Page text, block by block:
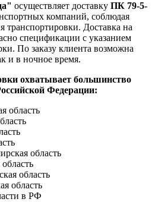
осуществляет доставку ПК 79-5-
компаний, соблюдая
транспортировки. Доставка на
спецификации с указанием
По заказу клиента возможна
и в ночное время.
охватывает большинство
Федерации:
область
область
область
область
в РФ